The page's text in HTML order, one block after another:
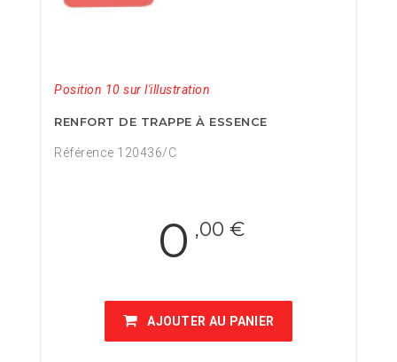
Position 10 sur l'illustration
RENFORT DE TRAPPE À ESSENCE
Référence 120436/C
0 ,00 €
AJOUTER AU PANIER